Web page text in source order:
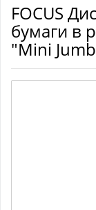
FOCUS
бумаги в
"Mini